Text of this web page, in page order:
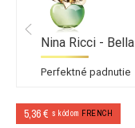
Nina Ricci - Bella
Perfektné padnutie
5,36 € s kódom FRENCH